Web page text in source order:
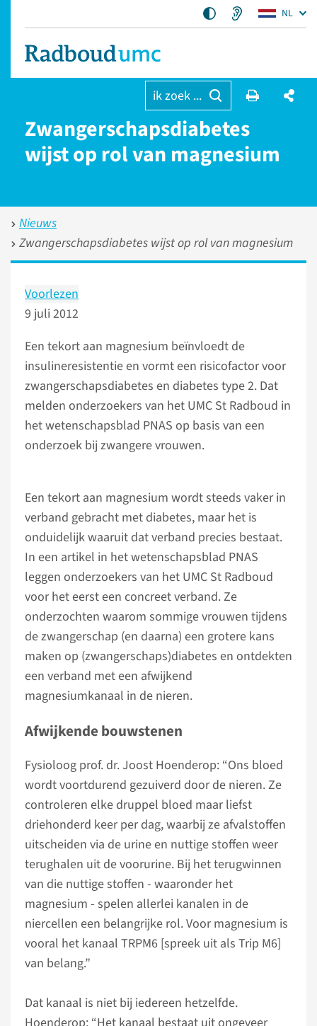
NL
ik zoek ...
Zwangerschapsdiabetes
wijst op rol van magnesium
Nieuws
Zwangerschapsdiabetes wijst op rol van magnesium
Voorlezen
9 juli 2012
Een tekort aan magnesium beïnvloedt de
insulineresistentie en vormt een risicofactor voor
zwangerschapsdiabetes en diabetes type 2. Dat
melden onderzoekers van het UMC St Radboud in
het wetenschapsblad PNAS op basis van een
onderzoek bij zwangere vrouwen.
Een tekort aan magnesium wordt steeds vaker in
verband gebracht met diabetes, maar het is
onduidelijk waaruit dat verband precies bestaat.
In een artikel in het wetenschapsblad PNAS
leggen onderzoekers van het UMC St Radboud
voor het eerst een concreet verband. Ze
onderzochten waarom sommige vrouwen tijdens
de zwangerschap (en daarna) een grotere kans
maken op (zwangerschaps)diabetes en ontdekten
een verband met een afwijkend
magnesiumkanaal in de nieren.
Afwijkende bouwstenen
Fysioloog prof. dr. Joost Hoenderop: “Ons bloed
wordt voortdurend gezuiverd door de nieren. Ze
controleren elke druppel bloed maar liefst
driehonderd keer per dag, waarbij ze afvalstoffen
uitscheiden via de urine en nuttige stoffen weer
terughalen uit de voorurine. Bij het terugwinnen
van die nuttige stoffen - waaronder het
magnesium - spelen allerlei kanalen in de
niercellen een belangrijke rol. Voor magnesium is
vooral het kanaal TRPM6 [spreek uit als Trip M6]
van belang.”
Dat kanaal is niet bij iedereen hetzelfde.